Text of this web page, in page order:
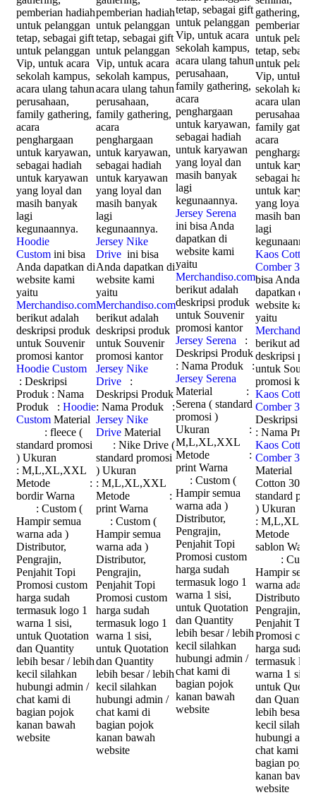
pemberian hadiah
untuk pelanggan
tetap, sebagai gift
untuk pelanggan
Vip, untuk acara
sekolah kampus,
acara ulang tahun
perusahaan,
family gathering,
acara
penghargaan
untuk karyawan,
sebagai hadiah
untuk karyawan
yang loyal dan
masih banyak
lagi
kegunaannya.
Hoodie
Custom ini bisa
Anda dapatkan di
website kami
yaitu
Merchandiso.com
berikut adalah
deskripsi produk
untuk Souvenir
promosi kantor
Hoodie Custom
: Deskripsi
Produk : Nama
Produk : Hoodie
Custom Material
: fleece (
standard promosi
) Ukuran
: M,L,XL,XXL
Metode :
bordir Warna
: Custom (
Hampir semua
warna ada )
Distributor,
Pengrajin,
Penjahit Topi
Promosi custom
harga sudah
termasuk logo 1
warna 1 sisi,
untuk Quotation
dan Quantity
lebih besar / lebih
kecil silahkan
hubungi admin /
chat kami di
bagian pojok
kanan bawah
website
pemberian hadiah
untuk pelanggan
tetap, sebagai gift
untuk pelanggan
Vip, untuk acara
sekolah kampus,
acara ulang tahun
perusahaan,
family gathering,
acara
penghargaan
untuk karyawan,
sebagai hadiah
untuk karyawan
yang loyal dan
masih banyak
lagi
kegunaannya.
Jersey Nike
Drive ini bisa
Anda dapatkan di
website kami
yaitu
Merchandiso.com
berikut adalah
deskripsi produk
untuk Souvenir
promosi kantor
Jersey Nike
Drive :
Deskripsi Produk
: Nama Produk :
Jersey Nike
Drive Material
: Nike Drive (
standard promosi
) Ukuran
: M,L,XL,XXL
Metode :
print Warna
: Custom (
Hampir semua
warna ada )
Distributor,
Pengrajin,
Penjahit Topi
Promosi custom
harga sudah
termasuk logo 1
warna 1 sisi,
untuk Quotation
dan Quantity
lebih besar / lebih
kecil silahkan
hubungi admin /
chat kami di
bagian pojok
kanan bawah
website
tetap, sebagai gift
untuk pelanggan
Vip, untuk acara
sekolah kampus,
acara ulang tahun
perusahaan,
family gathering,
acara
penghargaan
untuk karyawan,
sebagai hadiah
untuk karyawan
yang loyal dan
masih banyak
lagi
kegunaannya.
Jersey Serena
ini bisa Anda
dapatkan di
website kami
yaitu
Merchandiso.com
berikut adalah
deskripsi produk
untuk Souvenir
promosi kantor
Jersey Serena :
Deskripsi Produk
: Nama Produk :
Jersey Serena
Material :
Serena ( standard
promosi )
Ukuran :
M,L,XL,XXL
Metode :
print Warna
: Custom (
Hampir semua
warna ada )
Distributor,
Pengrajin,
Penjahit Topi
Promosi custom
harga sudah
termasuk logo 1
warna 1 sisi,
untuk Quotation
dan Quantity
lebih besar / lebih
kecil silahkan
hubungi admin /
chat kami di
bagian pojok
kanan bawah
website
gathering,
pemberian
untuk
tetap,
untuk
Vip, untuk
sekolah
acara ulang
perusahaan,
family
acara
penghargaan
untuk
sebagai
untuk
yang loyal
masih banyak
lagi
Kaos Cotton
Comber 30s
bisa Anda
dapatkan di
website kami
yaitu
berikut
deskripsi
untuk
promosi
Kaos Cotton
Comber 30s
Deskripsi
: Nama
Kaos Cotton
Comber 30s
Cotton 30s (
standard
)
:
sablon
:
Hampir
warna ada )
Distributor,
Pengrajin,
Penjahit Topi
Promosi
harga sudah
termasuk
warna 1 sisi,
untuk
dan Quantity
lebih besar /
kecil silahkan
hubungi
chat kami di
bagian pojok
kanan bawah
website